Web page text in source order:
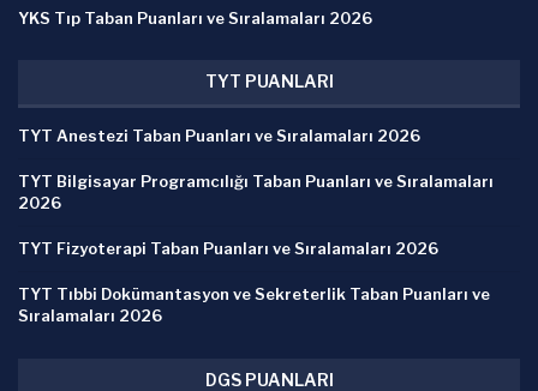
YKS Tıp Taban Puanları ve Sıralamaları 2026
TYT PUANLARI
TYT Anestezi Taban Puanları ve Sıralamaları 2026
TYT Bilgisayar Programcılığı Taban Puanları ve Sıralamaları
2026
TYT Fizyoterapi Taban Puanları ve Sıralamaları 2026
TYT Tıbbi Dokümantasyon ve Sekreterlik Taban Puanları ve
Sıralamaları 2026
DGS PUANLARI